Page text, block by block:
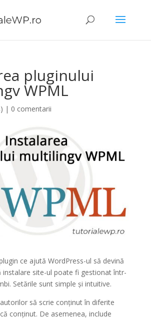
pluginului
WPML
| 0 comentarii
ce ajută WordPress-ul să devină
instalare site-ul poate fi gestionat într-
Setările sunt simple și intuitive.
să scrie conținut în diferite
conținut. De asemenea, include